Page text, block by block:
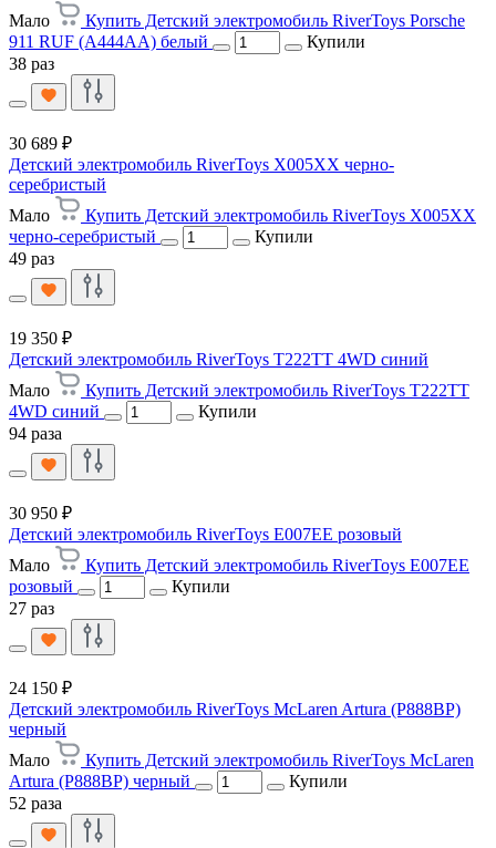
Мало
Купить Детский электромобиль RiverToys Porsche
911 RUF (A444AA) белый
Купили
38 раз
30 689 ₽
Детский электромобиль RiverToys X005XX черно-
серебристый
Мало
Купить Детский электромобиль RiverToys X005XX
черно-серебристый
Купили
49 раз
19 350 ₽
Детский электромобиль RiverToys T222TT 4WD синий
Мало
Купить Детский электромобиль RiverToys T222TT
4WD синий
Купили
94 раза
30 950 ₽
Детский электромобиль RiverToys E007EE розовый
Мало
Купить Детский электромобиль RiverToys E007EE
розовый
Купили
27 раз
24 150 ₽
Детский электромобиль RiverToys McLaren Artura (P888BP)
черный
Мало
Купить Детский электромобиль RiverToys McLaren
Artura (P888BP) черный
Купили
52 раза